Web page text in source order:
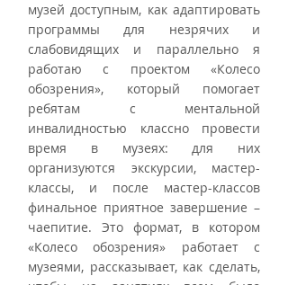
музей доступным, как адаптировать
программы для незрячих и
слабовидящих и параллельно я
работаю с проектом «Колесо
обозрения», который помогает
ребятам с ментальной
инвалидностью классно провести
время в музеях: для них
организуются экскурсии, мастер-
классы, и после мастер-классов
финальное приятное завершение –
чаепитие. Это формат, в котором
«Колесо обозрения» работает с
музеями, рассказывает, как сделать,